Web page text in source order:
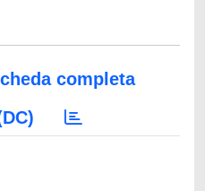
completa